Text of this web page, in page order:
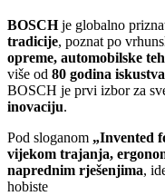
BOSCHje globalno
tradicije, poznat po
opreme, automobilske
više od 80 godina
BOSCH je prvi izbor za
inovaciju.
Pod sloganom „Invented
vijekom trajanja,
naprednim rješenjima,
hobiste